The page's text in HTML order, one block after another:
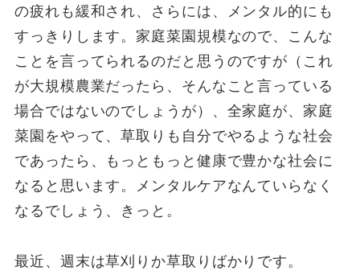
の疲れも緩和され、さらには、メンタル的にも
すっきりします。家庭菜園規模なので、こんな
ことを言ってられるのだと思うのですが（これ
が大規模農業だったら、そんなこと言っている
場合ではないのでしょうが）、全家庭が、家庭
菜園をやって、草取りも自分でやるような社会
であったら、もっともっと健康で豊かな社会に
なると思います。メンタルケアなんていらなく
なるでしょう、きっと。
最近、週末は草刈りか草取りばかりです。